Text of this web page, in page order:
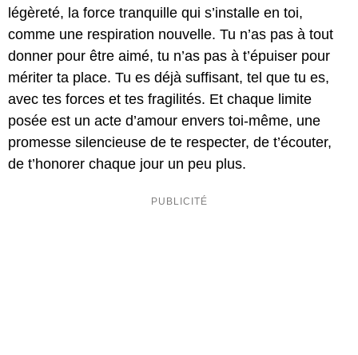
légèreté, la force tranquille qui s’installe en toi,
comme une respiration nouvelle. Tu n’as pas à tout
donner pour être aimé, tu n’as pas à t’épuiser pour
mériter ta place. Tu es déjà suffisant, tel que tu es,
avec tes forces et tes fragilités. Et chaque limite
posée est un acte d’amour envers toi-même, une
promesse silencieuse de te respecter, de t’écouter,
de t’honorer chaque jour un peu plus.